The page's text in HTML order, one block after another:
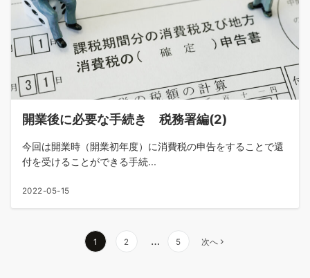
開業後に必要な手続き 税務署編(2)
今回は開業時（開業初年度）に消費税の申告をすることで還
付を受けることができる手続...
2022-05-15
1 2 … 5 次へ